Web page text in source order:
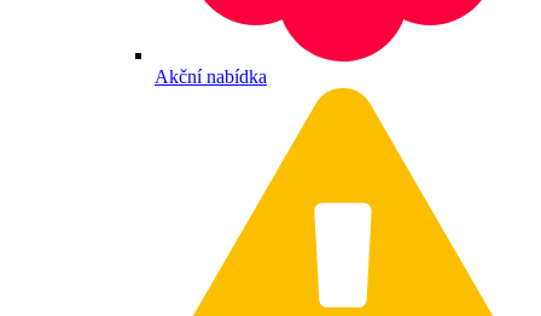
Akční nabídka